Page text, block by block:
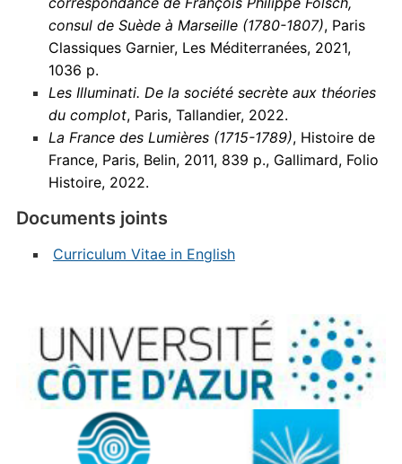
consul de Suède à Marseille (1780-1807), Paris
Classiques Garnier, Les Méditerranées, 2021,
1036 p.
Les Illuminati. De la société secrète aux théories
du complot, Paris, Tallandier, 2022.
La France des Lumières (1715-1789), Histoire de
France, Paris, Belin, 2011, 839 p., Gallimard, Folio
Histoire, 2022.
Documents joints
Curriculum Vitae in English